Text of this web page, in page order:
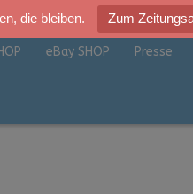
die bleiben. Zum
eBay SHOP Presse